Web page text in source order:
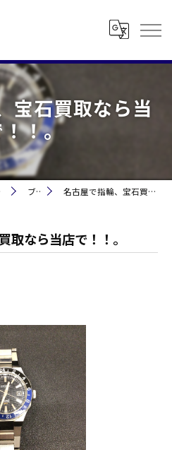
宝石買取なら当
！。
ブログ 名古屋で指輪、宝石買取なら当店で！！。
取なら当店で！！。